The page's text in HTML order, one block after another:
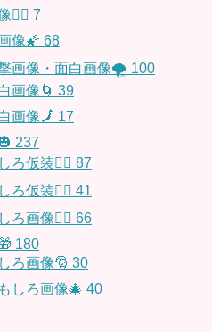
🤸‍♂️ 7
像🌠 68
画像・面白画像🌪 100
画像🌀 39
画像🗾 17
237
ろ仮装👯‍♂️ 87
ろ仮装🧞‍♀️ 41
ろ画像🧛‍♂️ 66
180
ろ画像🎅 30
しろ画像🎄 40